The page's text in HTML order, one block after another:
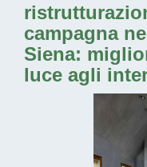
campagna
Siena:
luce agli